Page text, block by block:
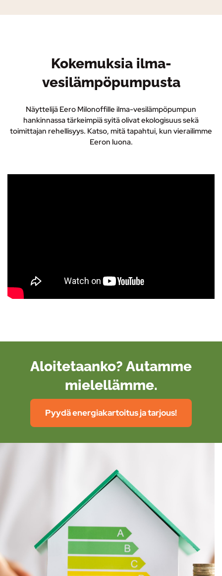
Kokemuksia ilma-
vesilämpöpumpusta
Näyttelijä Eero Milonoffille ilma-vesilämpöpumpun
hankinnassa tärkeimpiä syitä olivat ekologisuus sekä
toimittajan rehellisyys. Katso, mitä tapahtui, kun vierailimme
Eeron luona.
Aloitetaanko? Autamme
mielellämme.
Pyydä energiakartoitus ja tarjous!